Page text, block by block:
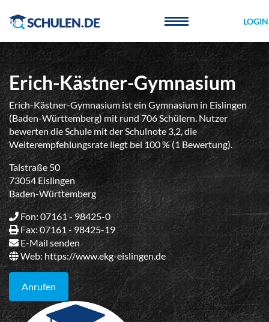
LOGIN
Erich-Kästner-Gymnasium
Erich-Kästner-Gymnasium ist ein Gymnasium in Eislingen
(Baden-Württemberg) mit rund 706 Schülern. Nutzer
bewerten die Schule mit der Schulnote 3,2, die
Weiterempfehlungsrate liegt bei 100 % (1 Bewertung).
Talstraße 50
73054 Eislingen
Baden-Württemberg
Fon: 07161 - 98425-0
Fax: 07161 - 98425-19
E-Mail senden
Web: https://www.ekg-eislingen.de
Anrufen